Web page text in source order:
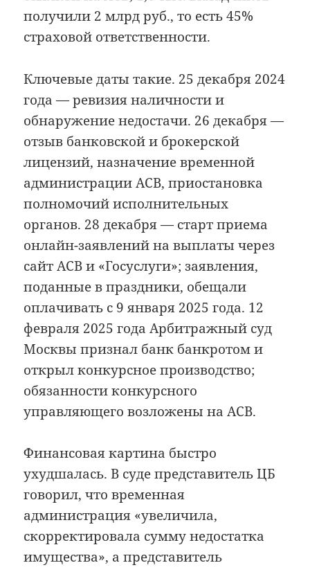
получили 2 млрд руб., то есть 45%
страховой ответственности.
Ключевые даты такие. 25 декабря 2024
года — ревизия наличности и
обнаружение недостачи. 26 декабря —
отзыв банковской и брокерской
лицензий, назначение временной
администрации АСВ, приостановка
полномочий исполнительных
органов. 28 декабря — старт приема
онлайн-заявлений на выплаты через
сайт АСВ и «Госуслуги»; заявления,
поданные в праздники, обещали
оплачивать с 9 января 2025 года. 12
февраля 2025 года Арбитражный суд
Москвы признал банк банкротом и
открыл конкурсное производство;
обязанности конкурсного
управляющего возложены на АСВ.
Финансовая картина быстро
ухудшалась. В суде представитель ЦБ
говорил, что временная
администрация «увеличила,
скорректировала сумму недостатка
имущества», а представитель